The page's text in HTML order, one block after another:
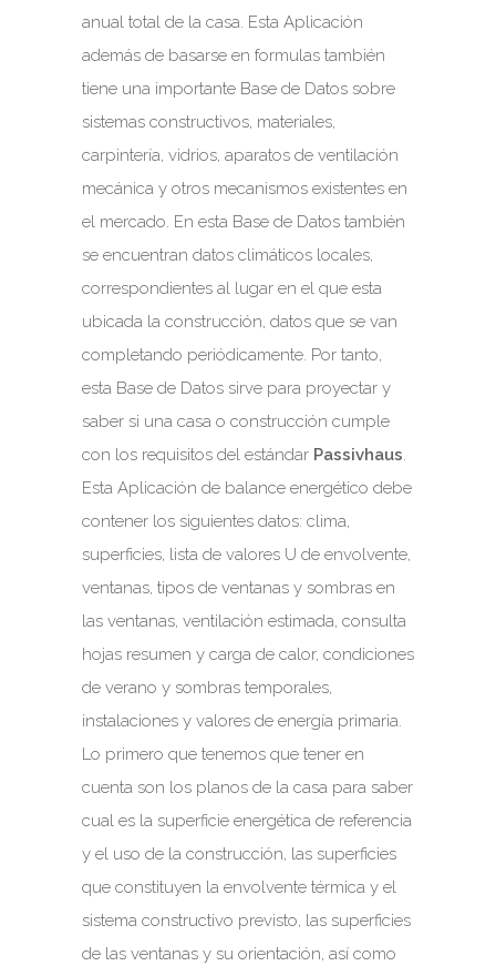
anual total de la casa. Esta Aplicación
además de basarse en formulas también
tiene una importante Base de Datos sobre
sistemas constructivos, materiales,
carpintería, vidrios, aparatos de ventilación
mecánica y otros mecanismos existentes en
el mercado. En esta Base de Datos también
se encuentran datos climáticos locales,
correspondientes al lugar en el que esta
ubicada la construcción, datos que se van
completando periódicamente. Por tanto,
esta Base de Datos sirve para proyectar y
saber si una casa o construcción cumple
con los requisitos del estándar Passivhaus.
Esta Aplicación de balance energético debe
contener los siguientes datos: clima,
superficies, lista de valores U de envolvente,
ventanas, tipos de ventanas y sombras en
las ventanas, ventilación estimada, consulta
hojas resumen y carga de calor, condiciones
de verano y sombras temporales,
instalaciones y valores de energía primaria.
Lo primero que tenemos que tener en
cuenta son los planos de la casa para saber
cual es la superficie energética de referencia
y el uso de la construcción, las superficies
que constituyen la envolvente térmica y el
sistema constructivo previsto, las superficies
de las ventanas y su orientación, así como